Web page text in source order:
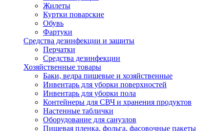
Жилеты
Куртки поварские
Обувь
Фартуки
Средства дезинфекции и защиты
Перчатки
Средства дезинфекции
Хозяйственные товары
Баки, ведра пищевые и хозяйственные
Инвентарь для уборки поверхностей
Инвентарь для уборки пола
Контейнеры для СВЧ и хранения продуктов
Настенные таблички
Оборудование для санузлов
Пищевая пленка, фольга, фасовочные пакеты